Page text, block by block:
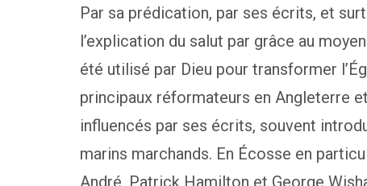
Par sa prédication, par ses écrits, et
l’explication du salut par grâce au
été utilisé par Dieu pour transformer
principaux réformateurs en Angleterre
influencés par ses écrits, souvent
marins marchands. En Écosse en
André, Patrick Hamilton et George